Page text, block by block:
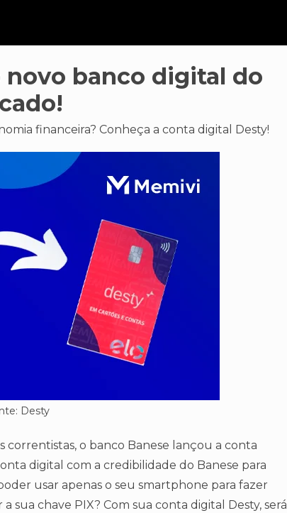
novo banco digital do
financeira? Conheça a conta digital Desty!
Desty
correntistas, o banco Banese lançou a conta
digital com a credibilidade do Banese para
usar apenas o seu smartphone para fazer
sua chave PIX? Com sua conta digital Desty, será